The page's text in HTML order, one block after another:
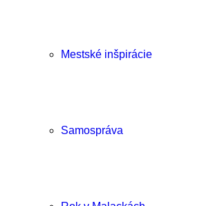
Mestské inšpirácie
Samospráva